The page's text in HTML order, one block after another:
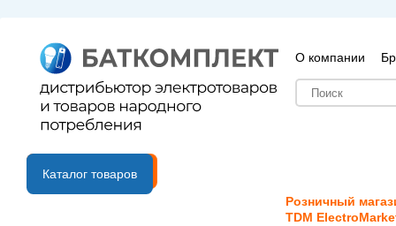
О компании
B2B портал
Каталог товаров
Розничный
TDM